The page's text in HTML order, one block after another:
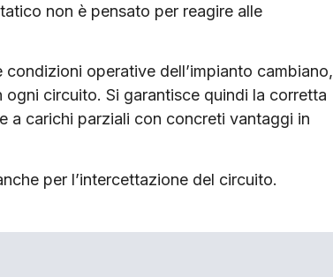
non è pensato per reagire alle
operative dell’impianto cambiano,
circuito. Si garantisce quindi la corretta
a carichi parziali con concreti vantaggi in
per l’intercettazione del circuito.